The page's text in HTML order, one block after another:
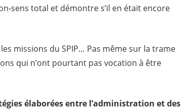
sens total et démontre s’il en était encore
missions du SPIP… Pas même sur la trame
qui n’ont pourtant pas vocation à être
élaborées entre l’administration et des